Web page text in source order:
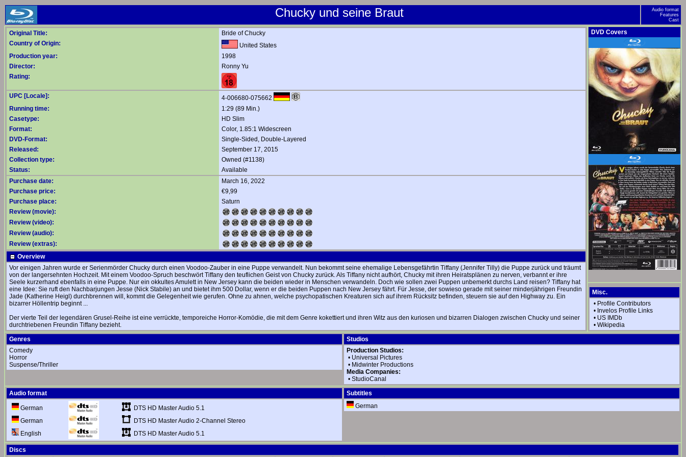
Chucky und seine Braut
Audio format
Features
Cast
Original Title:
Bride of Chucky
Country of Origin:
United States
Production year:
1998
Director:
Ronny Yu
Rating:
UPC [Locale]:
4-006680-075662
Running time:
1:29 (89 Min.)
Casetype:
HD Slim
Format:
Color, 1.85:1 Widescreen
DVD-Format:
Single-Sided, Double-Layered
Released:
September 17, 2015
Collection type:
Owned (#1138)
Status:
Available
Purchase date:
March 16, 2022
Purchase price:
€9,99
Purchase place:
Saturn
Review (movie):
Review (video):
Review (audio):
Review (extras):
Overview
Vor einigen Jahren wurde er Serienmörder Chucky durch einen Voodoo-Zauber in eine Puppe verwandelt. Nun bekommt seine ehemalige Lebensgefährtin Tiffany (Jennifer Tilly) die Puppe zurück und träumt
von der langersehnten Hochzeit. Mit einem Voodoo-Spruch beschwört Tiffany den teuflichen Geist von Chucky zurück. Als Tiffany nicht aufhört, Chucky mit ihren Heiratsplänen zu nerven, verbannt er ihre
Seele kurzerhand ebenfalls in eine Puppe. Nur ein okkultes Amulett in New Jersey kann die beiden wieder in Menschen verwandeln. Doch wie sollen zwei Puppen unbemerkt durchs Land reisen? Tiffany hat
eine Idee: Sie ruft den Nachbarjungen Jesse (Nick Stabile) an und bietet ihm 500 Dollar, wenn er die beiden Puppen nach New Jersey fährt. Für Jesse, der sowieso gerade mit seiner minderjährigen Freundin
Jade (Katherine Heigl) durchbrennen will, kommt die Gelegenheit wie gerufen. Ohne zu ahnen, welche psychopatischen Kreaturen sich auf ihrem Rücksitz befinden, steuern sie auf den Highway zu. Ein
bizarrer Höllentrip beginnt ...
Der vierte Teil der legendären Grusel-Reihe ist eine verrückte, temporeiche Horror-Komödie, die mit dem Genre kokettiert und ihren Witz aus den kuriosen und bizarren Dialogen zwischen Chucky und seiner
durchtriebenen Freundin Tiffany bezieht.
DVD Covers
Misc.
• Profile Contributors
• Invelos Profile Links
• US IMDb
• Wikipedia
Genres
Comedy
Horror
Suspense/Thriller
Studios
Production Studios:
• Universal Pictures
• Midwinter Productions
Media Companies:
• StudioCanal
Audio format
German
DTS HD Master Audio 5.1
German
DTS HD Master Audio 2-Channel Stereo
English
DTS HD Master Audio 5.1
Subtitles
German
Discs